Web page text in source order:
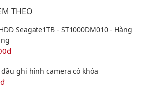
THEO
Seagate1TB - ST1000DM010 - Hàng
ghi hình camera có khóa